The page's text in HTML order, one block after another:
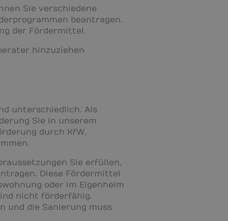
Sie verschiedene
beantragen.
der Fördermittel.
hinzuziehen
unterschiedlich. Als
Sie in unserem
durch KfW,
Sie erfüllen,
Diese Fördermittel
oder im Eigenheim
nicht förderfähig.
und die Sanierung muss